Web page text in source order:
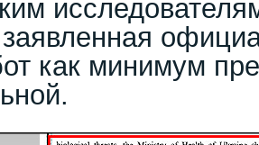
как минимум